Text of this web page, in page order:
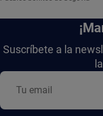
Suscríbete a la